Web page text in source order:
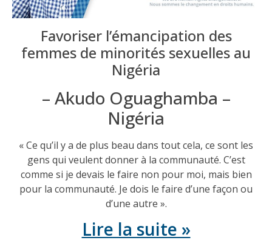
Favoriser l’émancipation des
femmes de minorités sexuelles au
Nigéria
– Akudo Oguaghamba –
Nigéria
« Ce qu’il y a de plus beau dans tout cela, ce sont les
gens qui veulent donner à la communauté. C’est
comme si je devais le faire non pour moi, mais bien
pour la communauté. Je dois le faire d’une façon ou
d’une autre ».
Lire la suite »